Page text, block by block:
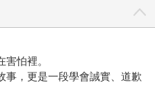
怕裡。
事，更是一段學會誠實、道歉